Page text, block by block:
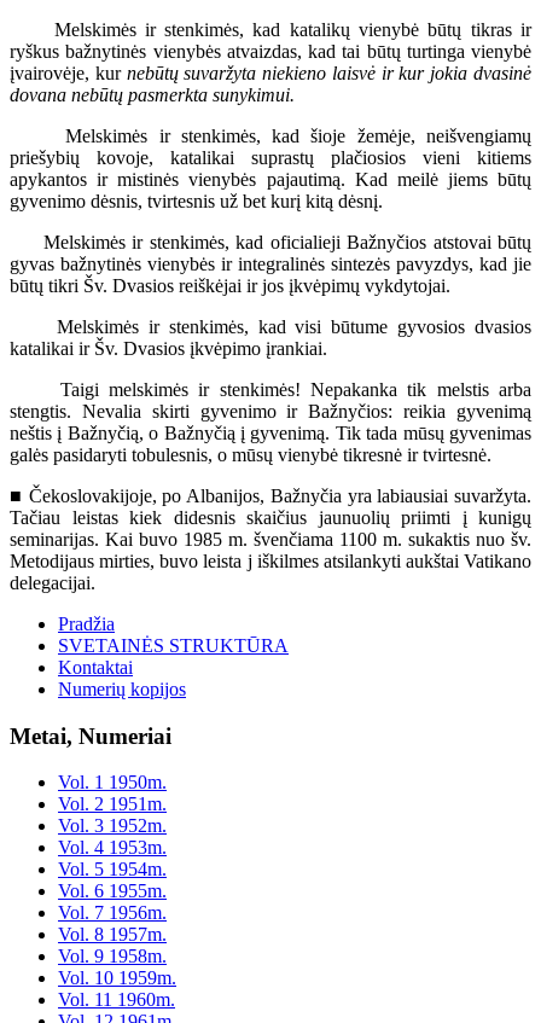
Melskimės ir stenkimės, kad katalikų vienybė būtų tikras ir
ryškus bažnytinės vienybės atvaizdas, kad tai būtų turtinga vienybė
įvairovėje, kur nebūtų suvaržyta niekieno laisvė ir kur jokia dvasinė
dovana nebūtų pasmerkta sunykimui.
Melskimės ir stenkimės, kad šioje žemėje, neišvengiamų
priešybių kovoje, katalikai suprastų plačiosios vieni kitiems
apykantos ir mistinės vienybės pajautimą. Kad meilė jiems būtų
gyvenimo dėsnis, tvirtesnis už bet kurį kitą dėsnį.
Melskimės ir stenkimės, kad oficialieji Bažnyčios atstovai būtų
gyvas bažnytinės vienybės ir integralinės sintezės pavyzdys, kad jie
būtų tikri Šv. Dvasios reiškėjai ir jos įkvėpimų vykdytojai.
Melskimės ir stenkimės, kad visi būtume gyvosios dvasios
katalikai ir Šv. Dvasios įkvėpimo įrankiai.
Taigi melskimės ir stenkimės! Nepakanka tik melstis arba
stengtis. Nevalia skirti gyvenimo ir Bažnyčios: reikia gyvenimą
neštis į Bažnyčią, o Bažnyčią į gyvenimą. Tik tada mūsų gyvenimas
galės pasidaryti tobulesnis, o mūsų vienybė tikresnė ir tvirtesnė.
■ Čekoslovakijoje, po Albanijos, Bažnyčia yra labiausiai suvaržyta.
Tačiau leistas kiek didesnis skaičius jaunuolių priimti į kunigų
seminarijas. Kai buvo 1985 m. švenčiama 1100 m. sukaktis nuo šv.
Metodijaus mirties, buvo leista j iškilmes atsilankyti aukštai Vatikano
delegacijai.
Pradžia
SVETAINĖS STRUKTŪRA
Kontaktai
Numerių kopijos
Metai, Numeriai
Vol. 1 1950m.
Vol. 2 1951m.
Vol. 3 1952m.
Vol. 4 1953m.
Vol. 5 1954m.
Vol. 6 1955m.
Vol. 7 1956m.
Vol. 8 1957m.
Vol. 9 1958m.
Vol. 10 1959m.
Vol. 11 1960m.